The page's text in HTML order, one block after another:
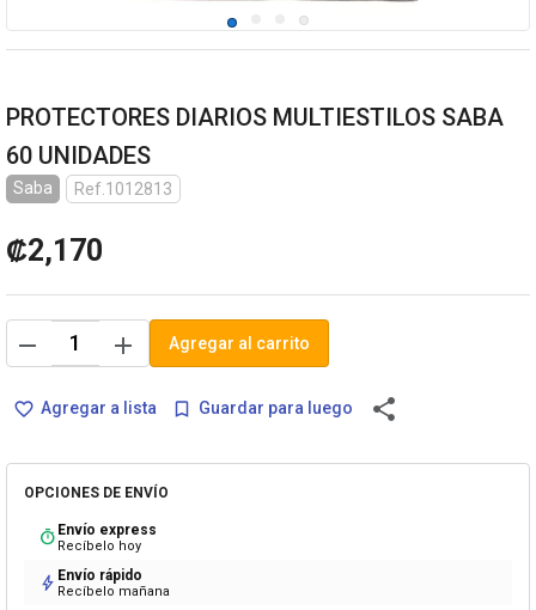
PROTECTORES DIARIOS MULTIESTILOS SABA
60 UNIDADES
Saba Ref.1012813
₡2,170
remove add Agregar al carrito
favorite_border Agregar a lista bookmark_border Guardar para luego share
OPCIONES DE ENVÍO
timer Envío express
Recíbelo hoy
bolt Envío rápido
Recíbelo mañana